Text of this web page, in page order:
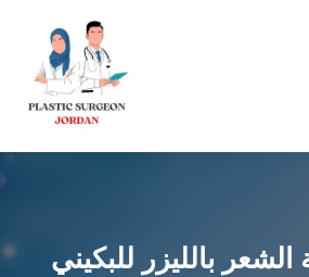
الشعر بالليزر للبكيني